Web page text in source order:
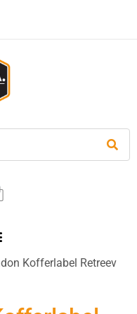
verzonden!
Kofferlabel Retreev